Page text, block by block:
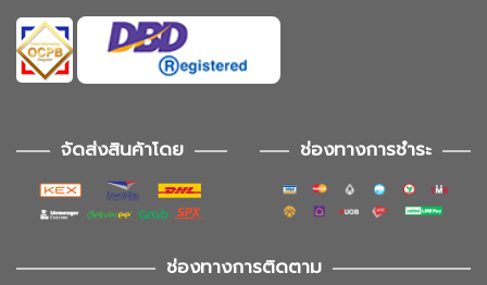
จัดส่งสินค้าโดย ช่องทางการชำระ
ช่องทางการติดตาม